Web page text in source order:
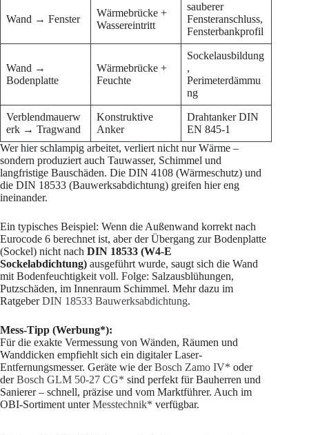
Wand → Fenster
Wärmebrücke +
Wassereintritt
sauberer
Fensteranschluss,
Fensterbankprofil
Wand →
Bodenplatte
Wärmebrücke +
Feuchte
Sockelausbildung
,
Perimeterdämmu
ng
Verblendmauerw
erk → Tragwand
Konstruktive
Anker
Drahtanker DIN
EN 845-1
Wer hier schlampig arbeitet, verliert nicht nur Wärme –
sondern produziert auch Tauwasser, Schimmel und
langfristige Bauschäden. Die DIN 4108 (Wärmeschutz) und
die DIN 18533 (Bauwerksabdichtung) greifen hier eng
ineinander.
Ein typisches Beispiel: Wenn die Außenwand korrekt nach
Eurocode 6 berechnet ist, aber der Übergang zur Bodenplatte
(Sockel) nicht nach DIN 18533 (W4-E
Sockelabdichtung) ausgeführt wurde, saugt sich die Wand
mit Bodenfeuchtigkeit voll. Folge: Salzausblühungen,
Putzschäden, im Innenraum Schimmel. Mehr dazu im
RatgeberDIN 18533 Bauwerksabdichtung.
Mess-Tipp (Werbung*):
Für die exakte Vermessung von Wänden, Räumen und
Wanddicken empfiehlt sich ein digitaler Laser-
Entfernungsmesser. Geräte wie derBosch Zamo IV* oder
derBosch GLM 50-27 CG* sind perfekt für Bauherren und
Sanierer – schnell, präzise und vom Marktführer. Auch im
OBI-Sortiment unterMesstechnik* verfügbar.